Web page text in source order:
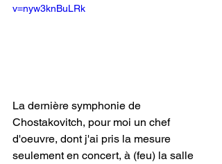
v=nyw3knBuLRk
La dernière symphonie de
Chostakovitch, pour moi un chef
d'oeuvre, dont j'ai pris la mesure
seulement en concert, à (feu) la salle